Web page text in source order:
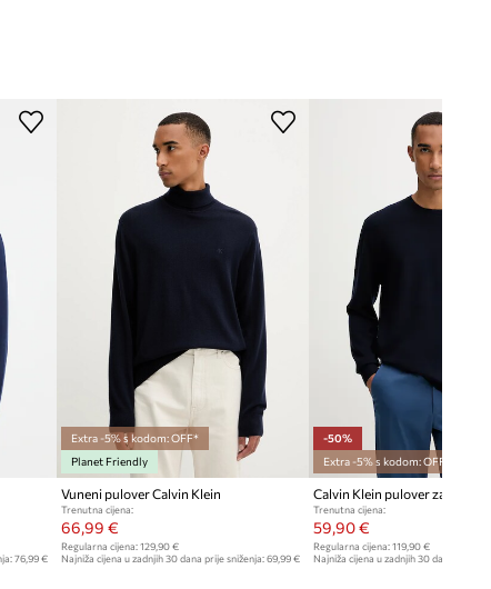
76,99 €
Extra -5% s kodom: OFF*
Planet Friendly
Vuneni pulover Calvin Klein
Trenutna cijena:
66,99 €
Regularna cijena:129,90 €
Najniža cijena u zadnjih 30 dana prije sniženja:69,99 €
-50%
Extra -5% s kodom: OFF*
Trenutna cijena:
59,90 €
Regularna cijena: 119,90 €
Najniža cijena u zadnjih 30 dana prije